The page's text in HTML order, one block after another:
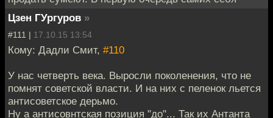
Цзен ГУргуров »
#111 | 17.10.15 13:54
Кому: Дадли Смит, #110
У нас четверть века. Выросли поколенения, что не
помнят советской власти. И на них с пеленок льется
антисоветское дерьмо.
Ну а антисовнтская позиция "до"... Так их Антанта